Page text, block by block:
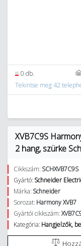
0 db.
Tekintse meg 42
XVB7C9S
2 hang, szürke
Cikkszám: SCHXVB7C9S
Gyártó: Schneider
Márka: Schneider
Sorozat: Harmony XVB7
Gyártói cikkszám:
Kategória: Hangjelzők,